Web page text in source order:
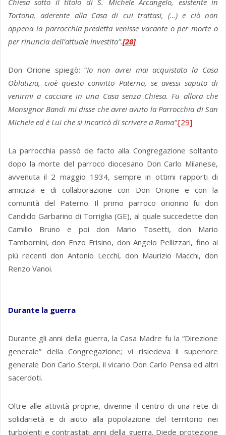
Chiesa sotto il titolo di S. Michele Arcangelo, esistente in
Tortona, aderente alla Casa di cui trattasi, (…) e ciò non
appena la parrocchia predetta venisse vacante o per morte o
per rinuncia dell’attuale investito”.[28]
Don Orione spiegò: “Io non avrei mai acquistato la Casa
Oblatizia, cioè questo convitto Paterno, se avessi saputo di
venirmi a cacciare in una Casa senza Chiesa. Fu allora che
Monsignor Bandi mi disse che avrei avuto la Parrocchia di San
Michele ed è Lui che si incaricò di scrivere a Roma”.[29]
La parrocchia passò de facto alla Congregazione soltanto
dopo la morte del parroco diocesano Don Carlo Milanese,
avvenuta il 2 maggio 1934, sempre in ottimi rapporti di
amicizia e di collaborazione con Don Orione e con la
comunità del Paterno. Il primo parroco orionino fu don
Candido Garbarino di Torriglia (GE), al quale succedette don
Camillo Bruno e poi don Mario Tosetti, don Mario
Tambornini, don Enzo Frisino, don Angelo Pellizzari, fino ai
più recenti don Antonio Lecchi, don Maurizio Macchi, don
Renzo Vanoi.
Durante la guerra
Durante gli anni della guerra, la Casa Madre fu la “Direzione
generale” della Congregazione; vi risiedeva il superiore
generale Don Carlo Sterpi, il vicario Don Carlo Pensa ed altri
sacerdoti.
Oltre alle attività proprie, divenne il centro di una rete di
solidarietà e di aiuto alla popolazione del territorio nei
turbolenti e contrastati anni della guerra. Diede protezione